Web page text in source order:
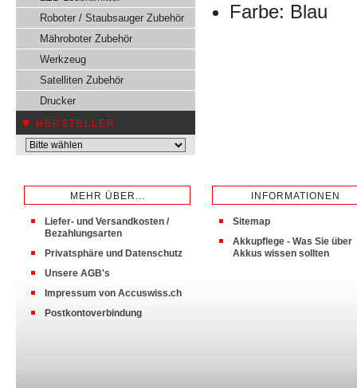
Roboter / Staubsauger Zubehör
Mähroboter Zubehör
Werkzeug
Satelliten Zubehör
Drucker
HERSTELLER
Farbe: Blau
MEHR ÜBER...
Liefer- und Versandkosten /
Bezahlungsarten
Privatsphäre und Datenschutz
Unsere AGB's
Impressum von Accuswiss.ch
Postkontoverbindung
INFORMATIONEN
Sitemap
Akkupflege - Was Sie über
Akkus wissen sollten